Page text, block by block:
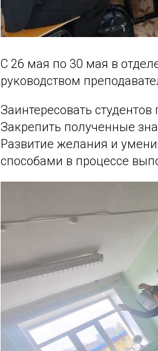
С 26 мая по 30 мая в
руководством
Заинтересовать
Закрепить полученные
Развитие желания и
способами в процессе